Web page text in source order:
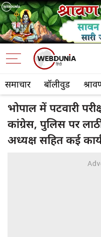
समाचार बॉलीवुड
भोपाल में पटवारी
कांग्रेस, पुलिस पर
अध्यक्ष सहित कई